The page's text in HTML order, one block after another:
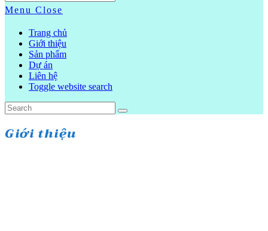
Menu Close
Trang chủ
Giới thiệu
Sản phẩm
Dự án
Liên hệ
Toggle website search
Giới thiệu